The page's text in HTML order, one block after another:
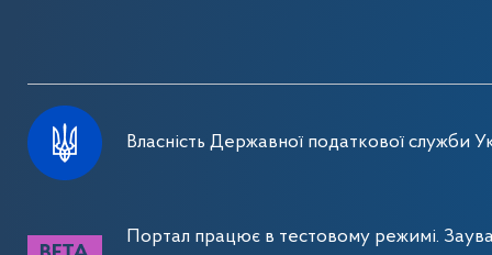
Власність Державної податкової служби
Портал працює в тестовому режимі.